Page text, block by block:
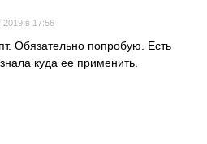
2019 в 17:56
Обязательно попробую. Есть
куда ее применить.